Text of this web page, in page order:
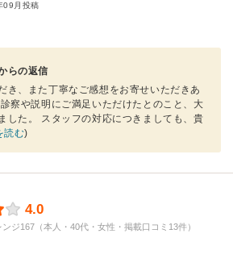
09月投稿
らの返信
き、また丁寧なご感想をお寄せいただきあ
察や説明にご満足いただけたとのこと、大
した。 スタッフの対応につきましても、貴
読む)
4.0
ジ167（本人・40代・女性・掲載口コミ13件）